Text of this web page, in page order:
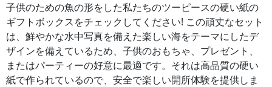
子供のための魚の形をした私たちのツーピースの硬い紙の
ギフトボックスをチェックしてください! この頑丈なセット
は、鮮やかな水中写真を備えた楽しい海をテーマにしたデ
ザインを備えているため、子供のおもちゃ、プレゼント、
またはパーティーの好意に最適です。それは高品質の硬い
紙で作られているので、安全で楽しい開所体験を提供しま